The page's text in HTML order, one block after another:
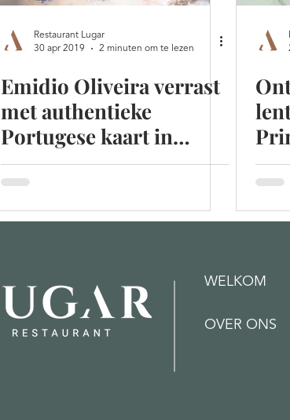
Restaurant Lugar
30 apr 2019
2 minuten om te lezen
Emidio Oliveira verrast
met authentieke
Portugese kaart in
Lugar Primi
WELKOM
OVER ONS